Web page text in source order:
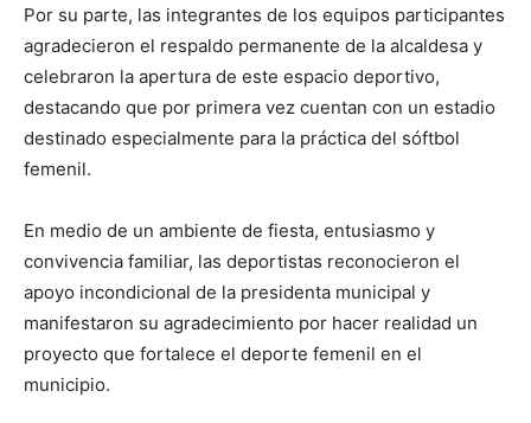
Por su parte, las integrantes de los equipos participantes
agradecieron el respaldo permanente de la alcaldesa y
celebraron la apertura de este espacio deportivo,
destacando que por primera vez cuentan con un estadio
destinado especialmente para la práctica del sóftbol
femenil.
En medio de un ambiente de fiesta, entusiasmo y
convivencia familiar, las deportistas reconocieron el
apoyo incondicional de la presidenta municipal y
manifestaron su agradecimiento por hacer realidad un
proyecto que fortalece el deporte femenil en el
municipio.